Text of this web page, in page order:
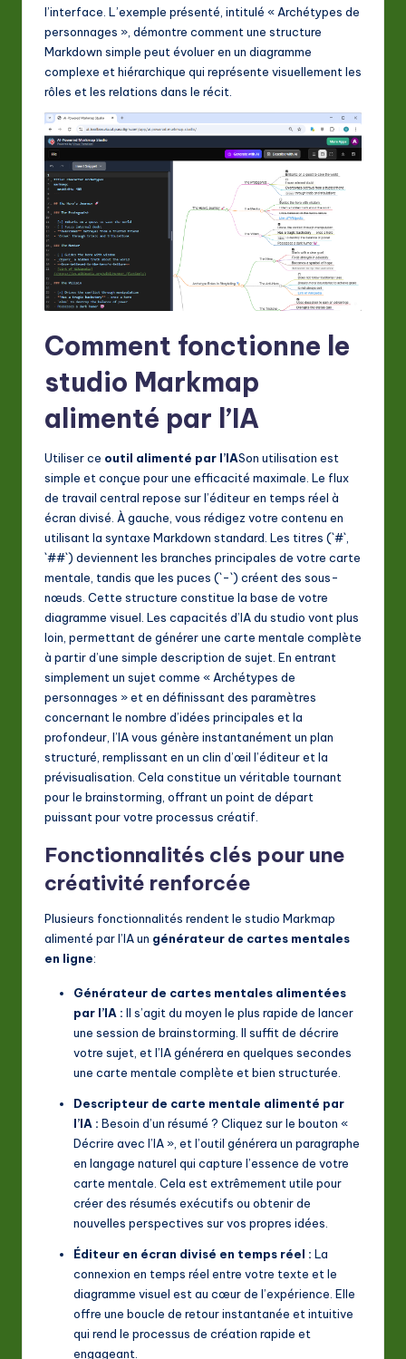
In
o
l’interface. L’exemple présenté, intitulé « Archétypes de
personnages », démontre comment une structure
Markdown simple peut évoluer en un diagramme
complexe et hiérarchique qui représente visuellement les
rôles et les relations dans le récit.
Comment fonctionne le
studio Markmap
alimenté par l’IA
Utiliser ce outil alimenté par l’IASon utilisation est
simple et conçue pour une efficacité maximale. Le flux
de travail central repose sur l’éditeur en temps réel à
écran divisé. À gauche, vous rédigez votre contenu en
utilisant la syntaxe Markdown standard. Les titres (`#`,
`##`) deviennent les branches principales de votre carte
mentale, tandis que les puces (`-`) créent des sous-
nœuds. Cette structure constitue la base de votre
diagramme visuel. Les capacités d’IA du studio vont plus
loin, permettant de générer une carte mentale complète
à partir d’une simple description de sujet. En entrant
simplement un sujet comme « Archétypes de
personnages » et en définissant des paramètres
concernant le nombre d’idées principales et la
profondeur, l’IA vous génère instantanément un plan
structuré, remplissant en un clin d’œil l’éditeur et la
prévisualisation. Cela constitue un véritable tournant
pour le brainstorming, offrant un point de départ
puissant pour votre processus créatif.
Fonctionnalités clés pour une
créativité renforcée
Plusieurs fonctionnalités rendent le studio Markmap
alimenté par l’IA un générateur de cartes mentales
en ligne:
Générateur de cartes mentales alimentées
par l’IA : Il s’agit du moyen le plus rapide de lancer
une session de brainstorming. Il suffit de décrire
votre sujet, et l’IA générera en quelques secondes
une carte mentale complète et bien structurée.
Descripteur de carte mentale alimenté par
l’IA : Besoin d’un résumé ? Cliquez sur le bouton «
Décrire avec l’IA », et l’outil générera un paragraphe
en langage naturel qui capture l’essence de votre
carte mentale. Cela est extrêmement utile pour
créer des résumés exécutifs ou obtenir de
nouvelles perspectives sur vos propres idées.
Éditeur en écran divisé en temps réel : La
connexion en temps réel entre votre texte et le
diagramme visuel est au cœur de l’expérience. Elle
offre une boucle de retour instantanée et intuitive
qui rend le processus de création rapide et
engageant.